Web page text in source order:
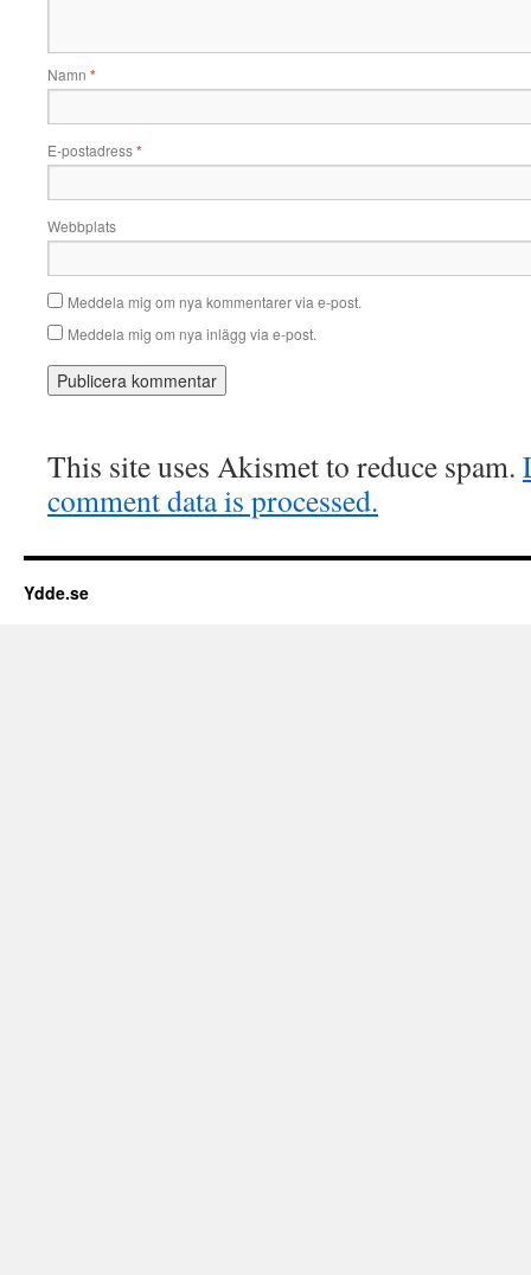
Namn *
E-postadress*
Webbplats
Meddela mig om nya kommentarer via e-post.
Meddela mig om nya inlägg via e-post.
This site uses Akismet to reduce spam.
comment data is processed.
Ydde.se